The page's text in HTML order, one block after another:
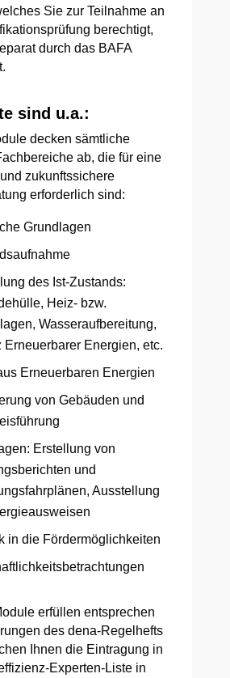
Sie zur Teilnahme an
berechtigt,
durch das BAFA
sind u.a.:
decken sämtliche
ab, die für eine
zukunftssichere
erforderlich sind:
Grundlagen
des Ist-Zustands:
Heiz- bzw.
Wasseraufbereitung,
Erneuerbarer Energien, etc.
Erneuerbaren Energien
von Gebäuden und
Erstellung von
und
Ausstellung
in die Fördermöglichkeiten
erfüllen entsprechen
des dena-Regelhefts
Ihnen die Eintragung in
Experten-Liste in